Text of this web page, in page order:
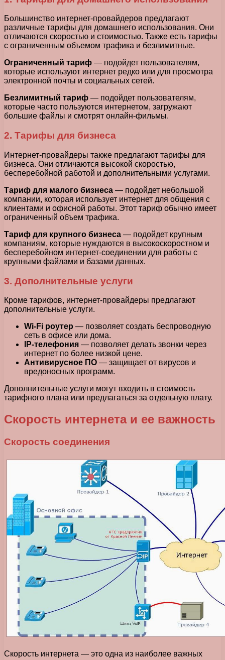
Большинство интернет-провайдеров предлагают
различные тарифы для домашнего использования. Они
отличаются скоростью и стоимостью. Также есть тарифы
с ограниченным объемом трафика и безлимитные.
Ограниченный тариф — подойдет пользователям,
которые используют интернет редко или для просмотра
электронной почты и социальных сетей.
Безлимитный тариф — подойдет пользователям,
которые часто пользуются интернетом, загружают
большие файлы и смотрят онлайн-фильмы.
2. Тарифы для бизнеса
Интернет-провайдеры также предлагают тарифы для
бизнеса. Они отличаются высокой скоростью,
бесперебойной работой и дополнительными услугами.
Тариф для малого бизнеса — подойдет небольшой
компании, которая использует интернет для общения с
клиентами и офисной работы. Этот тариф обычно имеет
ограниченный объем трафика.
Тариф для крупного бизнеса — подойдет крупным
компаниям, которые нуждаются в высокоскоростном и
бесперебойном интернет-соединении для работы с
крупными файлами и базами данных.
3. Дополнительные услуги
Кроме тарифов, интернет-провайдеры предлагают
дополнительные услуги.
Wi-Fi роутер — позволяет создать беспроводную
сеть в офисе или дома.
IP-телефония — позволяет делать звонки через
интернет по более низкой цене.
Антивирусное ПО — защищает от вирусов и
вредоносных программ.
Дополнительные услуги могут входить в стоимость
тарифного плана или предлагаться за отдельную плату.
Скорость интернета и ее важность
Скорость соединения
Скорость интернета — это одна из наиболее важных